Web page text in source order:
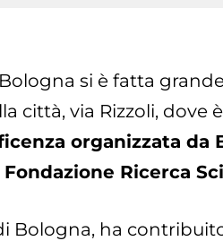
si è fatta
città, via Rizzoli,
organizzata
Fondazione Ricerca
Bologna, ha